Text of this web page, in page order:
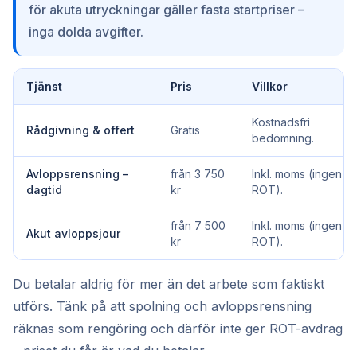
för akuta utryckningar gäller fasta startpriser –
inga dolda avgifter.
Tjänst Pris Villkor
Rådgivning & offert Gratis
Kostnadsfri
bedömning.
Avloppsrensning –
dagtid
från 3 750
kr
Inkl. moms (ingen
ROT).
Akut avloppsjour
från 7 500
kr
Inkl. moms (ingen
ROT).
Du betalar aldrig för mer än det arbete som faktiskt
utförs. Tänk på att spolning och avloppsrensning
räknas som rengöring och därför inte ger ROT-avdrag